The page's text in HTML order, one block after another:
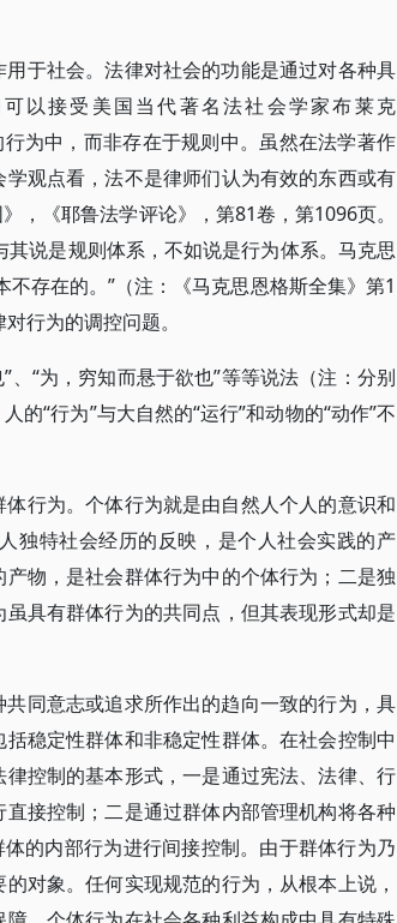
于社会。法律对社会的功能是通过对各种具
以接受美国当代著名法社会学家布莱克
为中，而非存在于规则中。虽然在法学著作
观点看，法不是律师们认为有效的东西或有
，《耶鲁法学评论》，第81卷，第1096页。
说是规则体系，不如说是行为体系。马克思
存在的。”（注：《马克思恩格斯全集》第1
行为的调控问题。
、“为，穷知而悬于欲也”等等说法（注：分别
“行为”与大自然的“运行”和动物的“动作”不
行为。个体行为就是由自然人个人的意识和
独特社会经历的反映，是个人社会实践的产
物，是社会群体行为中的个体行为；二是独
具有群体行为的共同点，但其表现形式却是
同意志或追求所作出的趋向一致的行为，具
稳定性群体和非稳定性群体。在社会控制中
控制的基本形式，一是通过宪法、法律、行
接控制；二是通过群体内部管理机构将各种
的内部行为进行间接控制。由于群体行为乃
对象。任何实现规范的行为，从根本上说，